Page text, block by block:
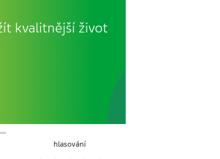
kvalitnější život
hlasování